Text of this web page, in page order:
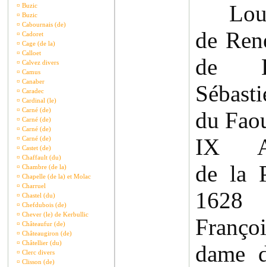
¤ Buzic
¤ Buzic
¤ Cabournais (de)
¤ Cadoret
¤ Cage (de la)
¤ Calloet
¤ Calvez divers
¤ Camus
¤ Canaber
¤ Caradec
¤ Cardinal (le)
¤ Carné (de)
¤ Carné (de)
¤ Carné (de)
¤ Carné (de)
¤ Castet (de)
¤ Chaffault (du)
¤ Chambre (de la)
¤ Chapelle (de la) et Molac
¤ Charruel
¤ Chastel (du)
¤ Chefdubois (de)
¤ Chever (le) de Kerbullic
¤ Châteaufur (de)
¤ Châteaugiron (de)
¤ Châtellier (du)
¤ Clerc divers
¤ Clisson (de)
de
de
du
IX
de la
1628
dame